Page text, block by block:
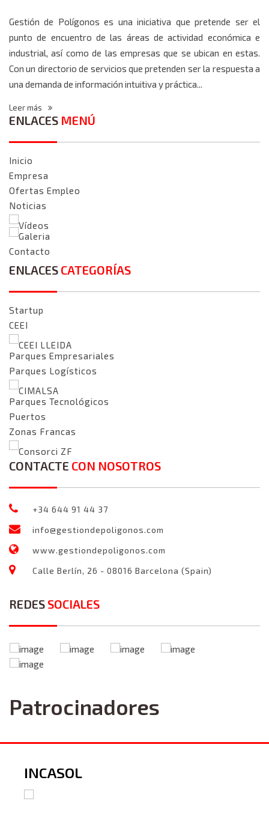
Gestión de Polígonos es una iniciativa que pretende ser el
punto de encuentro de las áreas de actividad económica e
industrial, así como de las empresas que se ubican en estas.
Con un directorio de servicios que pretenden ser la respuesta a
una demanda de información intuitiva y práctica...
Leer más
ENLACES MENÚ
Inicio
Empresa
Ofertas Empleo
Noticias
Vídeos
Galeria
Contacto
ENLACES CATEGORÍAS
Startup
CEEI
CEEI LLEIDA
Parques Empresariales
Parques Logísticos
CIMALSA
Parques Tecnológicos
Puertos
Zonas Francas
Consorci ZF
CONTACTE CON NOSOTROS
+34 644 91 44 37
info@gestiondepoligonos.com
www.gestiondepoligonos.com
Calle Berlín, 26 - 08016 Barcelona (Spain)
REDES SOCIALES
Patrocinadores
INCASOL